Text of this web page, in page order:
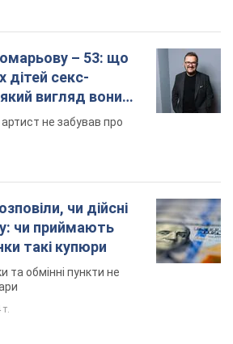
– 53: що
дітей секс-
вигляд вони
не забував про
чи дійсні
чи приймають
такі купюри
та обмінні пункти не